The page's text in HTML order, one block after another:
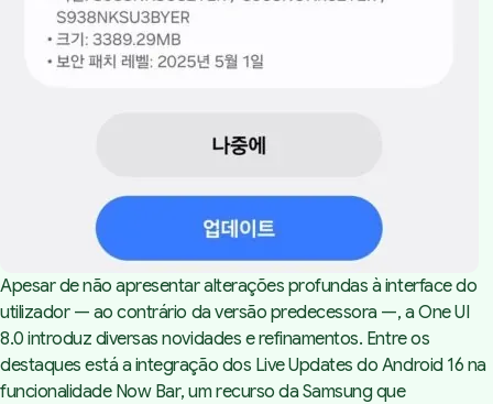
Apesar de não apresentar alterações profundas à interface do
utilizador — ao contrário da versão predecessora —, a One UI
8.0 introduz diversas novidades e refinamentos. Entre os
destaques está a integração dos Live Updates do Android 16 na
funcionalidade Now Bar, um recurso da Samsung que